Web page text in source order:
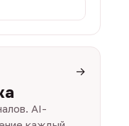
→
AI-